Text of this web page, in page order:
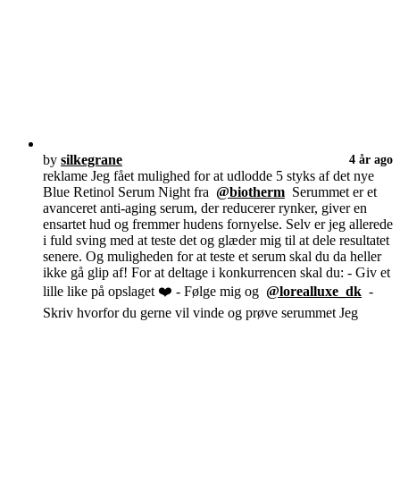
by silkegrane 4 år ago
reklame Jeg fået mulighed for at udlodde 5 styks af det nye
Blue Retinol Serum Night fra @biotherm Serummet er et
avanceret anti-aging serum, der reducerer rynker, giver en
ensartet hud og fremmer hudens fornyelse. Selv er jeg allerede
i fuld sving med at teste det og glæder mig til at dele resultatet
senere. Og muligheden for at teste et serum skal du da heller
ikke gå glip af! For at deltage i konkurrencen skal du: - Giv et
lille like på opslaget ❤️ - Følge mig og @lorealluxe_dk -
Skriv hvorfor du gerne vil vinde og prøve serummet Jeg